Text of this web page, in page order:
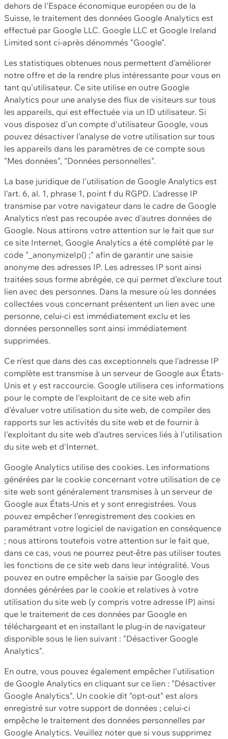
dehors de l'Espace économique européen ou de la
Suisse, le traitement des données Google Analytics est
effectué par Google LLC. Google LLC et Google Ireland
Limited sont ci-après dénommés "Google".
Les statistiques obtenues nous permettent d'améliorer
notre offre et de la rendre plus intéressante pour vous en
tant qu'utilisateur. Ce site utilise en outre Google
Analytics pour une analyse des flux de visiteurs sur tous
les appareils, qui est effectuée via un ID utilisateur. Si
vous disposez d'un compte d'utilisateur Google, vous
pouvez désactiver l'analyse de votre utilisation sur tous
les appareils dans les paramètres de ce compte sous
"Mes données", "Données personnelles".
La base juridique de l'utilisation de Google Analytics est
l'art. 6, al. 1, phrase 1, point f du RGPD. L'adresse IP
transmise par votre navigateur dans le cadre de Google
Analytics n'est pas recoupée avec d'autres données de
Google. Nous attirons votre attention sur le fait que sur
ce site Internet, Google Analytics a été complété par le
code "_anonymizeIp() ;" afin de garantir une saisie
anonyme des adresses IP. Les adresses IP sont ainsi
traitées sous forme abrégée, ce qui permet d'exclure tout
lien avec des personnes. Dans la mesure où les données
collectées vous concernant présentent un lien avec une
personne, celui-ci est immédiatement exclu et les
données personnelles sont ainsi immédiatement
supprimées.
Ce n'est que dans des cas exceptionnels que l'adresse IP
complète est transmise à un serveur de Google aux États-
Unis et y est raccourcie. Google utilisera ces informations
pour le compte de l'exploitant de ce site web afin
d'évaluer votre utilisation du site web, de compiler des
rapports sur les activités du site web et de fournir à
l'exploitant du site web d'autres services liés à l'utilisation
du site web et d'Internet.
Google Analytics utilise des cookies. Les informations
générées par le cookie concernant votre utilisation de ce
site web sont généralement transmises à un serveur de
Google aux États-Unis et y sont enregistrées. Vous
pouvez empêcher l'enregistrement des cookies en
paramétrant votre logiciel de navigation en conséquence
; nous attirons toutefois votre attention sur le fait que,
dans ce cas, vous ne pourrez peut-être pas utiliser toutes
les fonctions de ce site web dans leur intégralité. Vous
pouvez en outre empêcher la saisie par Google des
données générées par le cookie et relatives à votre
utilisation du site web (y compris votre adresse IP) ainsi
que le traitement de ces données par Google en
téléchargeant et en installant le plug-in de navigateur
disponible sous le lien suivant : "Désactiver Google
Analytics".
En outre, vous pouvez également empêcher l'utilisation
de Google Analytics en cliquant sur ce lien : "Désactiver
Google Analytics". Un cookie dit "opt-out" est alors
enregistré sur votre support de données ; celui-ci
empêche le traitement des données personnelles par
Google Analytics. Veuillez noter que si vous supprimez